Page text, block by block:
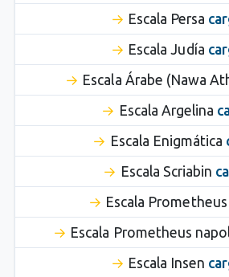
Escala Persa
Escala Judía
Escala Árabe (Nawa
Escala Argelina
Escala Enigmática
Escala Scriabin
Escala Prometheus
Escala Prometheus
Escala Insen